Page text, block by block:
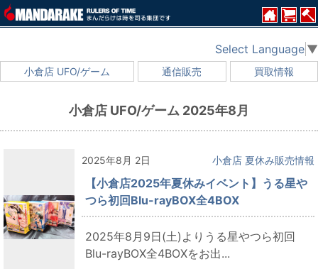
小倉店 UFO/ゲーム 通信販売 買取情報
Select Language ▼
小倉店 UFO/ゲーム 2025年8月
2025年8月 2日 小倉店 夏休み販売情報
【小倉店2025年夏休みイベント】うる星や
つら初回Blu-rayBOX全4BOX
2025年8月9日(土)よりうる星やつら初回
Blu-rayBOX全4BOXをお出...